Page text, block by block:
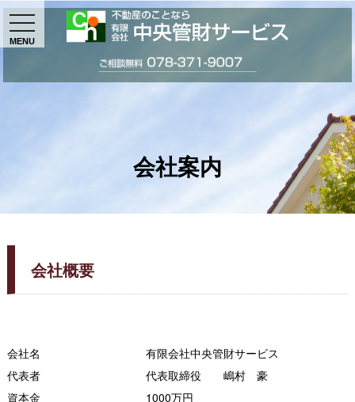
MENU
会社案内
会社概要
会社名
有限会社中央管財サービス
代表者
代表取締役 嶋村 豪
資本金
1000万円